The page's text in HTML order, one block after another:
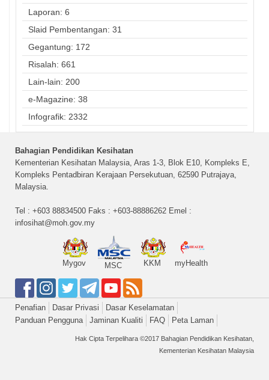
Laporan: 6
Slaid Pembentangan: 31
Gegantung: 172
Risalah: 661
Lain-lain: 200
e-Magazine: 38
Infografik: 2332
Bahagian Pendidikan Kesihatan
Kementerian Kesihatan Malaysia, Aras 1-3, Blok E10, Kompleks E,
Kompleks Pentadbiran Kerajaan Persekutuan, 62590 Putrajaya,
Malaysia.
Tel : +603 88834500 Faks : +603-88886262 Emel :
infosihat@moh.gov.my
Mygov MSC KKM myHealth
Penafian Dasar Privasi
Dasar Keselamatan
Panduan Pengguna
Jaminan Kualiti FAQ Peta Laman
Hak Cipta Terpelihara ©2017 Bahagian Pendidikan Kesihatan,
Kementerian Kesihatan Malaysia